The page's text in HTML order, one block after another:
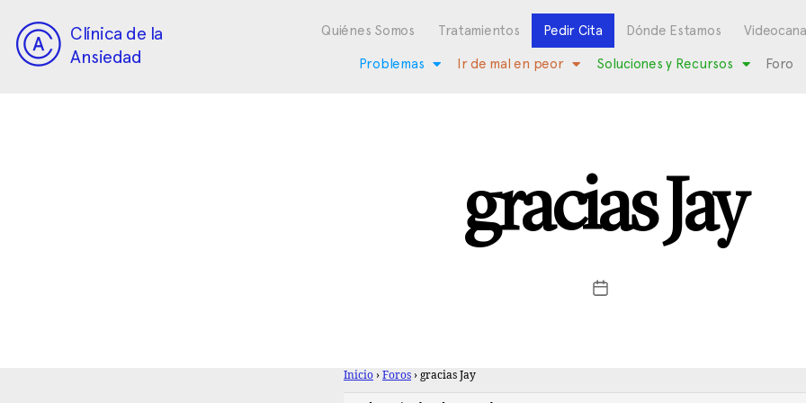
Clínica de la
Ansiedad
Quiénes Somos Tratamientos Pedir Cita Dónde Estamos
Problemas Ir de mal en peor Soluciones y Recursos Foro
gracias Jay
Inicio › Foros › gracias Jay